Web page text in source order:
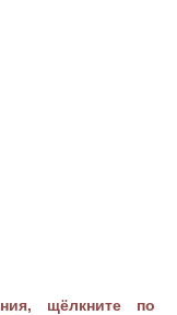
щёлкните по